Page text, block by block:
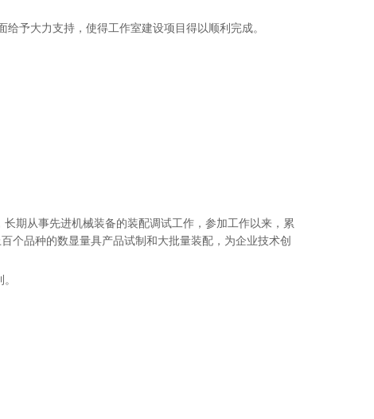
予大力支持，使得工作室建设项目得以顺利完成。
期从事先进机械装备的装配调试工作，参加工作以来，累
个品种的数显量具产品试制和大批量装配，为企业技术创